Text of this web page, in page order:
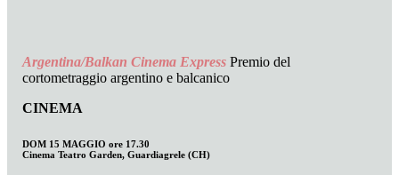
Argentina/Balkan Cinema Express Premio del
cortometraggio argentino e balcanico
CINEMA
DOM 15 MAGGIO ore 17.30
Cinema Teatro Garden, Guardiagrele (CH)